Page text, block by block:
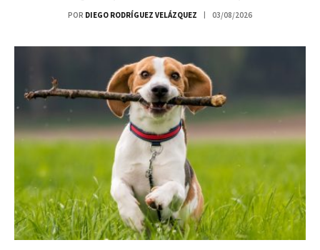
POR DIEGO RODRÍGUEZ VELÁZQUEZ 03/08/2026